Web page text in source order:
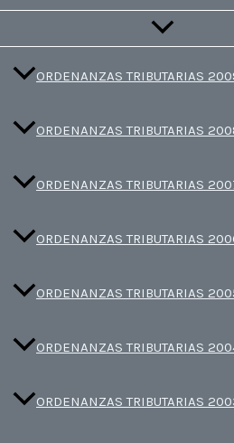
ORDENANZAS TRIBUTARIAS
ORDENANZAS TRIBUTARIAS
ORDENANZAS TRIBUTARIAS
ORDENANZAS TRIBUTARIAS
ORDENANZAS TRIBUTARIAS
ORDENANZAS TRIBUTARIAS
ORDENANZAS TRIBUTARIAS